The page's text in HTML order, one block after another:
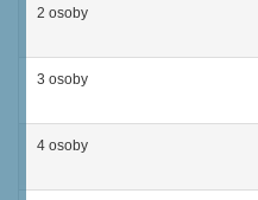
2 osoby
3 osoby
4 osoby